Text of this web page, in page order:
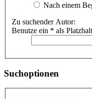
Nach einem
Zu suchender Autor:
Benutze ein * als
Suchoptionen